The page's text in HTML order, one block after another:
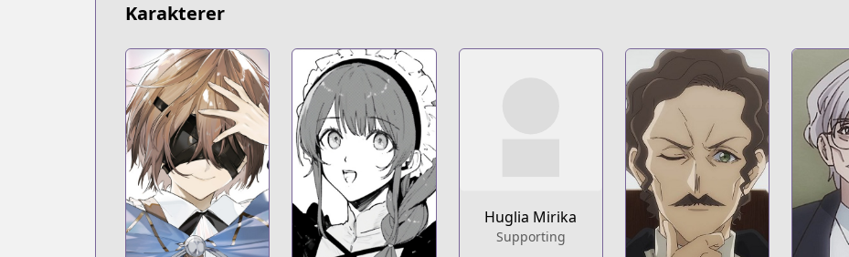
Karakterer
Huglia Mirika
Supporting